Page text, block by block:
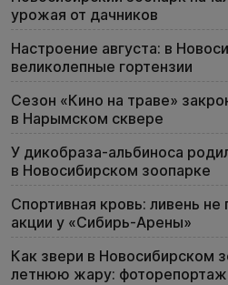
урожая от дачников
Настроение августа: в
великолепные гортензии
Сезон «Кино на траве»
в Нарымском сквере
У дикобраза-альбиноса
в Новосибирском зоопарке
Спортивная кровь: ливень
акции у «Сибирь-Арены»
Как звери в Новосибирском
летнюю жару: фоторепортаж